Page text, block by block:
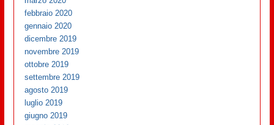
febbraio 2020
gennaio 2020
dicembre 2019
novembre 2019
ottobre 2019
settembre 2019
agosto 2019
luglio 2019
giugno 2019